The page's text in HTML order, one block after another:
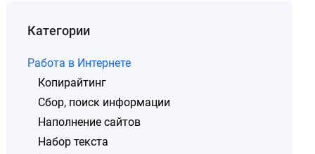
Категории
Работа в Интернете
Копирайтинг
Сбор, поиск информации
Наполнение сайтов
Набор текста